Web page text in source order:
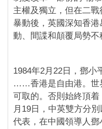
主權及獨立，但在二
暴動後，英國深知香
動、間諜和顛覆局勢
1984年2月22日，鄧小
……香港是自由港。世
可取的。否則始終頂
月19日，中英雙方分
代表，在中國領導人